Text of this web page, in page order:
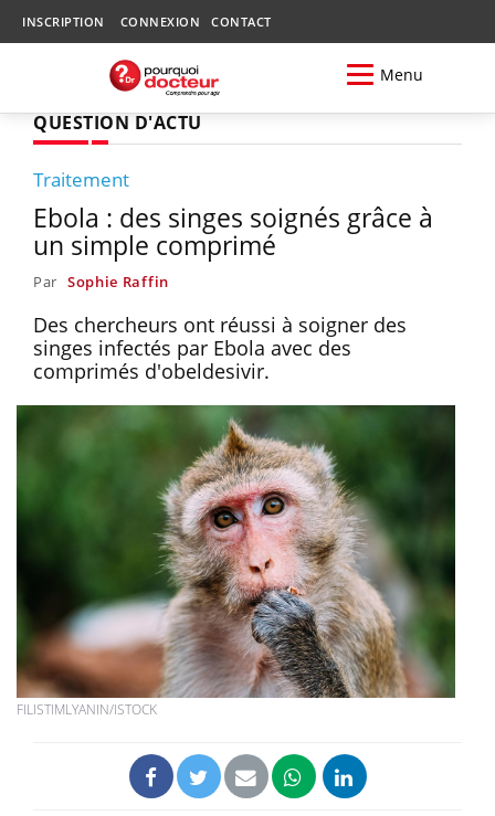
INSCRIPTION CONNEXION CONTACT
Menu
QUESTION D'ACTU
Traitement
Ebola : des singes soignés grâce à
un simple comprimé
Par Sophie Raffin
Des chercheurs ont réussi à soigner des
singes infectés par Ebola avec des
comprimés d'obeldesivir.
FILISTIMLYANIN/ISTOCK